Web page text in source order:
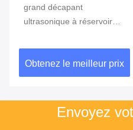
grand décapant
ultrasonique à réservoir
40KHz avec la grande
capacité à faible bruit
Obtenez le meilleur prix
Envoyez